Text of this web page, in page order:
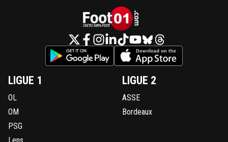
LIGUE 1
OL
OM
PSG
LIGUE 2
ASSE
Bordeaux